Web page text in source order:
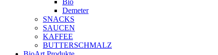
Bio
Demeter
SNACKS
SAUCEN
KAFFEE
BUTTERSCHMALZ